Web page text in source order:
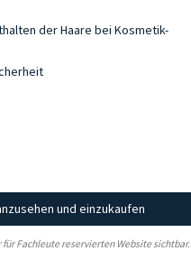
der Haare bei Kosmetik-
und einzukaufen
Fachleute reservierten Website sichtbar.